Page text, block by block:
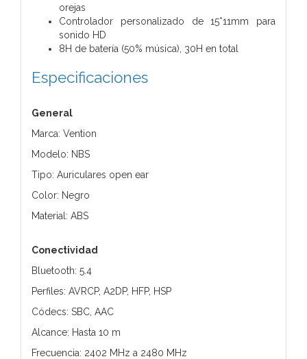
orejas
Controlador personalizado de 15*11mm para
sonido HD
8H de batería (50% música), 30H en total
Especificaciones
General
Marca: Vention
Modelo: NBS
Tipo: Auriculares open ear
Color: Negro
Material: ABS
Conectividad
Bluetooth: 5.4
Perfiles: AVRCP, A2DP, HFP, HSP
Códecs: SBC, AAC
Alcance: Hasta 10 m
Frecuencia: 2402 MHz a 2480 MHz